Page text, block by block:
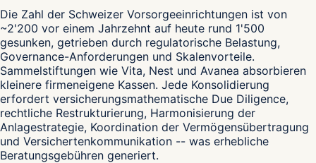
Die Zahl der Schweizer Vorsorgeeinrichtungen ist von
~2'200 vor einem Jahrzehnt auf heute rund 1'500
gesunken, getrieben durch regulatorische Belastung,
Governance-Anforderungen und Skalenvorteile.
Sammelstiftungen wie Vita, Nest und Avanea absorbieren
kleinere firmeneigene Kassen. Jede Konsolidierung
erfordert versicherungsmathematische Due Diligence,
rechtliche Restrukturierung, Harmonisierung der
Anlagestrategie, Koordination der Vermögensübertragung
und Versichertenkommunikation -- was erhebliche
Beratungsgebühren generiert.